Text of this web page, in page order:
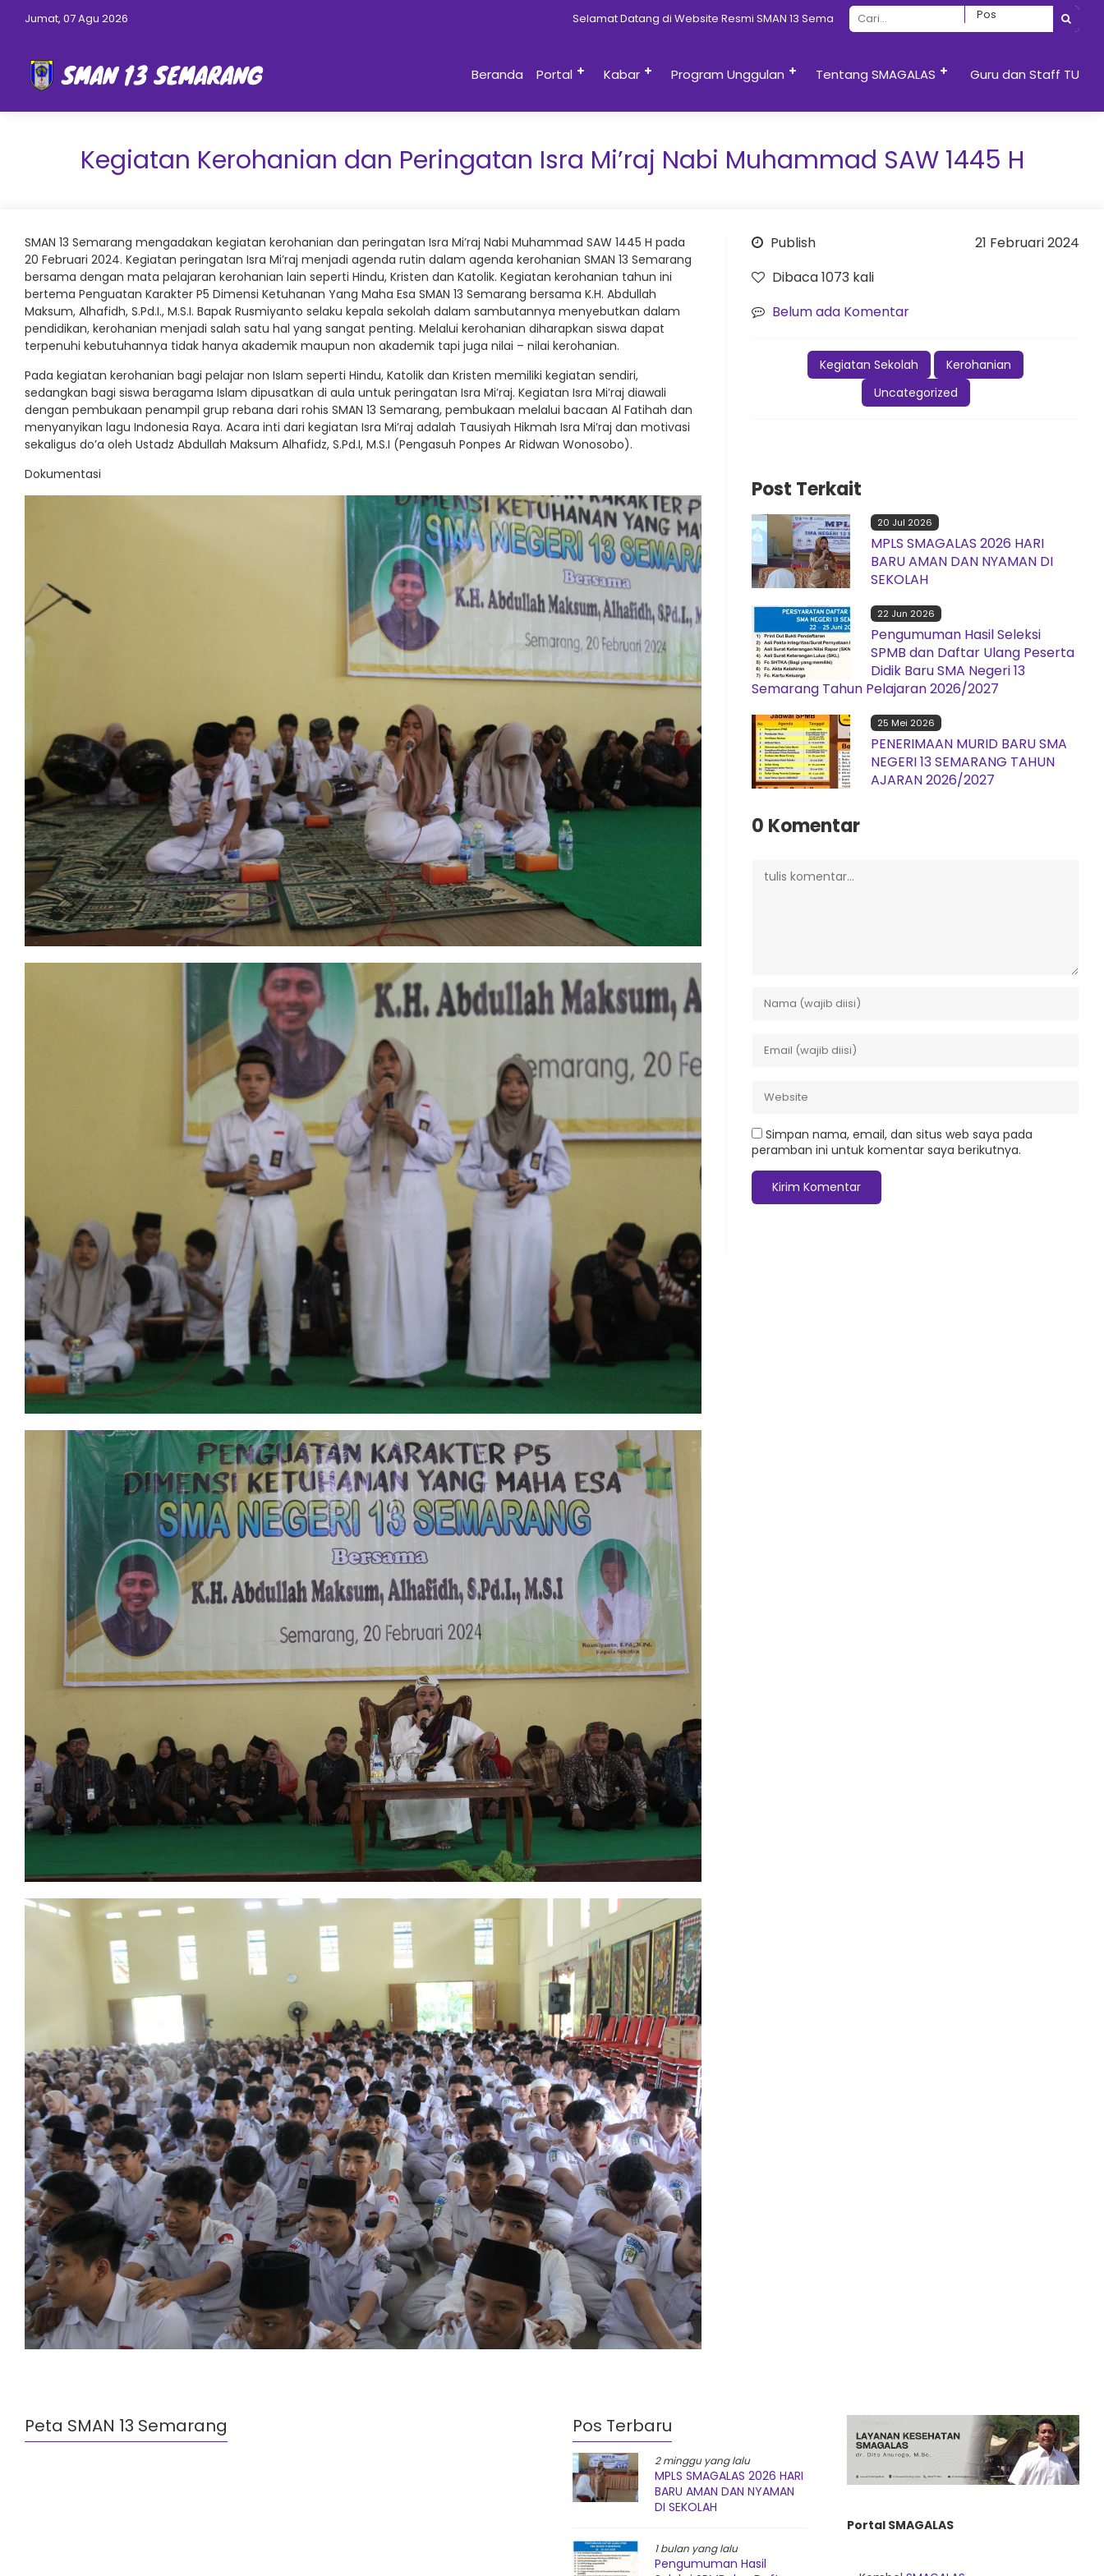
Jumat, 07 Agu 2026 Selamat Datang di Website Resmi SMAN 13 Semarang
Beranda Portal Kabar Program Unggulan Tentang SMAGALAS Guru dan Staff TU
Kegiatan Kerohanian dan Peringatan Isra Mi’raj Nabi Muhammad SAW 1445 H
SMAN 13 Semarang mengadakan kegiatan kerohanian dan peringatan Isra Mi’raj Nabi Muhammad SAW 1445 H pada
20 Februari 2024. Kegiatan peringatan Isra Mi’raj menjadi agenda rutin dalam agenda kerohanian SMAN 13 Semarang
bersama dengan mata pelajaran kerohanian lain seperti Hindu, Kristen dan Katolik. Kegiatan kerohanian tahun ini
bertema Penguatan Karakter P5 Dimensi Ketuhanan Yang Maha Esa SMAN 13 Semarang bersama K.H. Abdullah
Maksum, Alhafidh, S.Pd.I., M.S.I. Bapak Rusmiyanto selaku kepala sekolah dalam sambutannya menyebutkan dalam
pendidikan, kerohanian menjadi salah satu hal yang sangat penting. Melalui kerohanian diharapkan siswa dapat
terpenuhi kebutuhannya tidak hanya akademik maupun non akademik tapi juga nilai – nilai kerohanian.
Pada kegiatan kerohanian bagi pelajar non Islam seperti Hindu, Katolik dan Kristen memiliki kegiatan sendiri,
sedangkan bagi siswa beragama Islam dipusatkan di aula untuk peringatan Isra Mi’raj. Kegiatan Isra Mi’raj diawali
dengan pembukaan penampil grup rebana dari rohis SMAN 13 Semarang, pembukaan melalui bacaan Al Fatihah dan
menyanyikan lagu Indonesia Raya. Acara inti dari kegiatan Isra Mi’raj adalah Tausiyah Hikmah Isra Mi’raj dan motivasi
sekaligus do’a oleh Ustadz Abdullah Maksum Alhafidz, S.Pd.I, M.S.I (Pengasuh Ponpes Ar Ridwan Wonosobo).
Dokumentasi
Publish
21 Februari 2024
Dibaca 1073 kali
Belum ada Komentar
Kegiatan Sekolah
Kerohanian
Uncategorized
Post Terkait
20 Jul 2026
MPLS SMAGALAS 2026 HARI
BARU AMAN DAN NYAMAN DI
SEKOLAH
22 Jun 2026
Pengumuman Hasil Seleksi
SPMB dan Daftar Ulang Peserta
Didik Baru SMA Negeri 13
Semarang Tahun Pelajaran 2026/2027
25 Mei 2026
PENERIMAAN MURID BARU SMA
NEGERI 13 SEMARANG TAHUN
AJARAN 2026/2027
0 Komentar
Simpan nama, email, dan situs web saya pada
peramban ini untuk komentar saya berikutnya.
Peta SMAN 13 Semarang Pos Terbaru
2 minggu yang lalu
MPLS SMAGALAS 2026 HARI
BARU AMAN DAN NYAMAN
DI SEKOLAH
1 bulan yang lalu
Pengumuman Hasil
Portal SMAGALAS